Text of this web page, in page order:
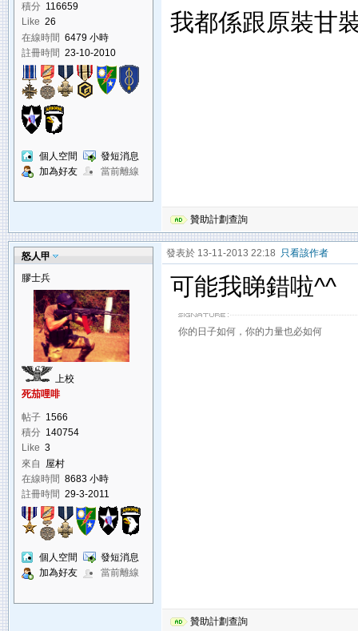
積分 116659
Like 26
在線時間 6479 小時
註冊時間 23-10-2010
個人空間
發短消息
加為好友
當前離線
我都係跟原裝甘
贊助計劃查詢
怒人甲
膠士兵
上校
死茄哩啡
帖子 1566
積分 140754
Like 3
來自
屋村
在線時間 8683 小時
註冊時間 29-3-2011
個人空間
發短消息
加為好友
當前離線
發表於 13-11-2013 22:18 只看該作者
可能我睇錯啦^^
你的日子如何，你的力量也必如何
贊助計劃查詢